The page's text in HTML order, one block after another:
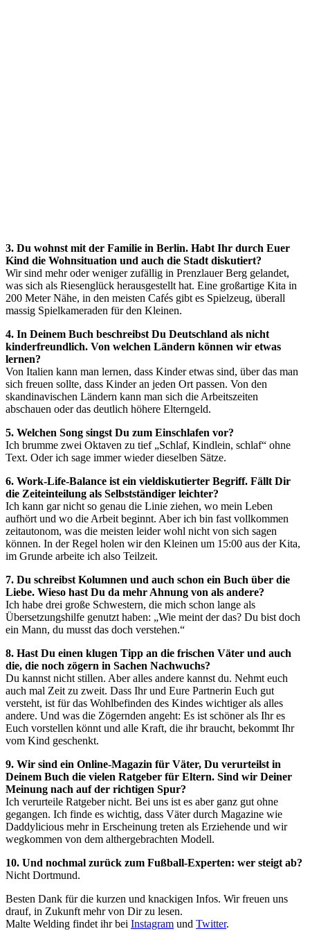
3. Du wohnst mit der Familie in Berlin. Habt Ihr durch Euer
Kind die Wohnsituation und auch die Stadt diskutiert?
Wir sind mehr oder weniger zufällig in Prenzlauer Berg gelandet,
was sich als Riesenglück herausgestellt hat. Eine großartige Kita in
200 Meter Nähe, in den meisten Cafés gibt es Spielzeug, überall
massig Spielkameraden für den Kleinen.
4. In Deinem Buch beschreibst Du Deutschland als nicht
kinderfreundlich. Von welchen Ländern können wir etwas
lernen?
Von Italien kann man lernen, dass Kinder etwas sind, über das man
sich freuen sollte, dass Kinder an jeden Ort passen. Von den
skandinavischen Ländern kann man sich die Arbeitszeiten
abschauen oder das deutlich höhere Elterngeld.
5. Welchen Song singst Du zum Einschlafen vor?
Ich brumme zwei Oktaven zu tief „Schlaf, Kindlein, schlaf“ ohne
Text. Oder ich sage immer wieder dieselben Sätze.
6. Work-Life-Balance ist ein vieldiskutierter Begriff. Fällt Dir
die Zeiteinteilung als Selbstständiger leichter?
Ich kann gar nicht so genau die Linie ziehen, wo mein Leben
aufhört und wo die Arbeit beginnt. Aber ich bin fast vollkommen
zeitautonom, was die meisten leider wohl nicht von sich sagen
können. In der Regel holen wir den Kleinen um 15:00 aus der Kita,
im Grunde arbeite ich also Teilzeit.
7. Du schreibst Kolumnen und auch schon ein Buch über die
Liebe. Wieso hast Du da mehr Ahnung von als andere?
Ich habe drei große Schwestern, die mich schon lange als
Übersetzungshilfe genutzt haben: „Wie meint der das? Du bist doch
ein Mann, du musst das doch verstehen.“
8. Hast Du einen klugen Tipp an die frischen Väter und auch
die, die noch zögern in Sachen Nachwuchs?
Du kannst nicht stillen. Aber alles andere kannst du. Nehmt euch
auch mal Zeit zu zweit. Dass Ihr und Eure Partnerin Euch gut
versteht, ist für das Wohlbefinden des Kindes wichtiger als alles
andere. Und was die Zögernden angeht: Es ist schöner als Ihr es
Euch vorstellen könnt und alle Kraft, die ihr braucht, bekommt Ihr
vom Kind geschenkt.
9. Wir sind ein Online-Magazin für Väter, Du verurteilst in
Deinem Buch die vielen Ratgeber für Eltern. Sind wir Deiner
Meinung nach auf der richtigen Spur?
Ich verurteile Ratgeber nicht. Bei uns ist es aber ganz gut ohne
gegangen. Ich finde es wichtig, dass Väter durch Magazine wie
Daddylicious mehr in Erscheinung treten als Erziehende und wir
wegkommen von dem althergebrachten Modell.
10. Und nochmal zurück zum Fußball-Experten: wer steigt ab?
Nicht Dortmund.
Besten Dank für die kurzen und knackigen Infos. Wir freuen uns
drauf, in Zukunft mehr von Dir zu lesen.
Malte Welding findet ihr bei Instagram und Twitter.